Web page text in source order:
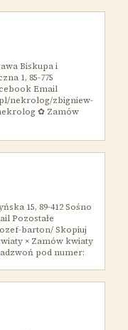
Biskupa i
1, 85-775
Email
nekrolog/zbigniew-
✿ Zamów
15, 89-412 Sośno
Pozostałe
barton/ Skopiuj
× Zamów kwiaty
pod numer: